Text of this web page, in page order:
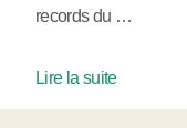
records du …
Lire la suite